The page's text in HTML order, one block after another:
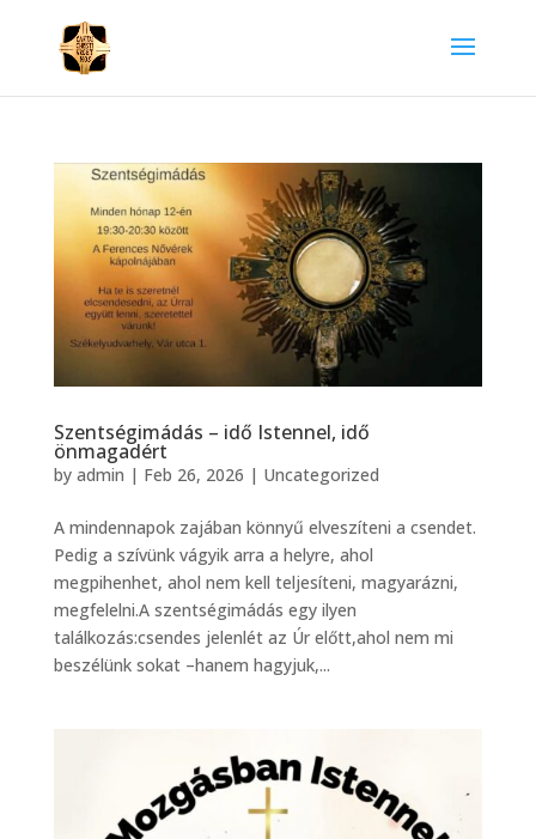
Szentségimádás – idő Istennel, idő
önmagadért
by admin | Feb 26, 2026 | Uncategorized
A mindennapok zajában könnyű elveszíteni a csendet.
Pedig a szívünk vágyik arra a helyre, ahol
megpihenhet, ahol nem kell teljesíteni, magyarázni,
megfelelni.A szentségimádás egy ilyen
találkozás:csendes jelenlét az Úr előtt,ahol nem mi
beszélünk sokat –hanem hagyjuk,...